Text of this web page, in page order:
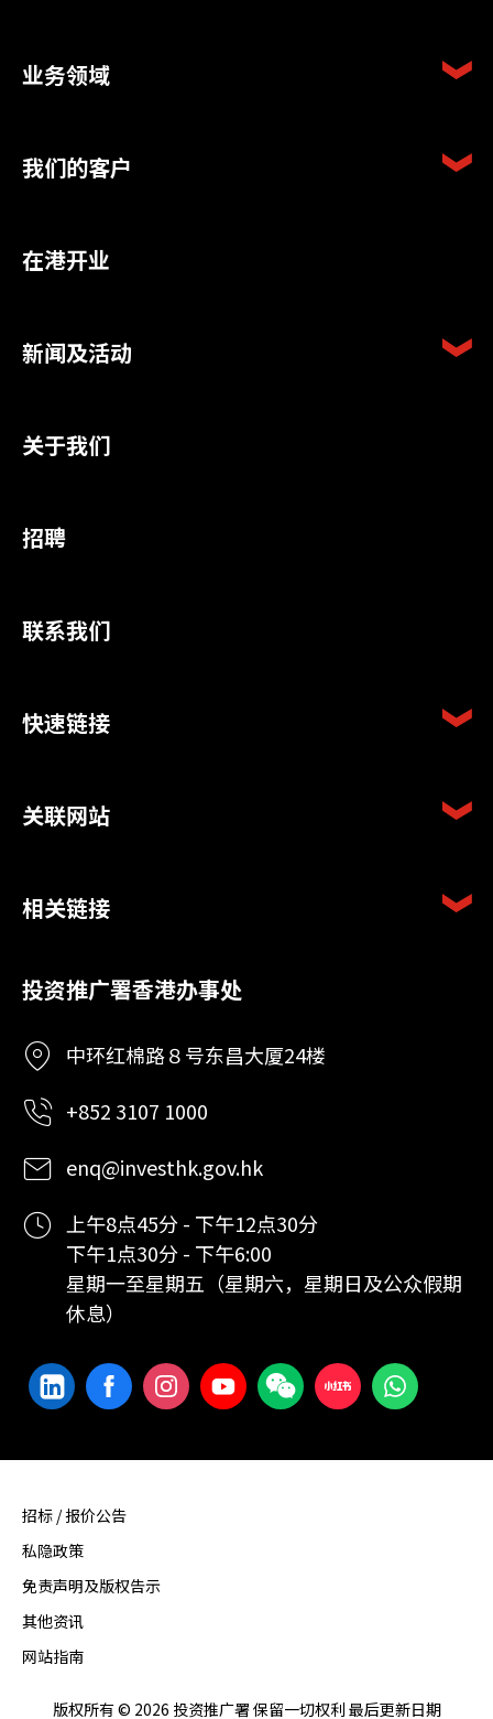
业务领域
我们的客户
在港开业
新闻及活动
关于我们
招聘
联系我们
快速链接
关联网站
相关链接
投资推广署香港办事处
中环红棉路８号东昌大厦24楼
+852 3107 1000
enq@investhk.gov.hk
上午8点45分 - 下午12点30分
下午1点30分 - 下午6:00
星期一至星期五（星期六，星期日及公众假期
休息）
招标 / 报价公告
私隐政策
免责声明及版权告示
其他资讯
网站指南
版权所有 © 2026 投资推广署 保留一切权利 最后更新日期